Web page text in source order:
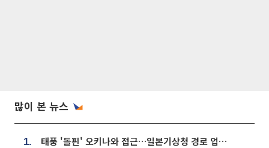
많이 본 뉴스
1. 태풍 '돌핀' 오키나와 접근…일본기상청 경로 업데이트